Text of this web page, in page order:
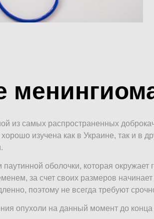
из самых распространенных
изучена как в Украине, так и в
паутинной оболочки, которая
за счет своих размеров
поэтому не всегда требуют
опухоли на данный момент до